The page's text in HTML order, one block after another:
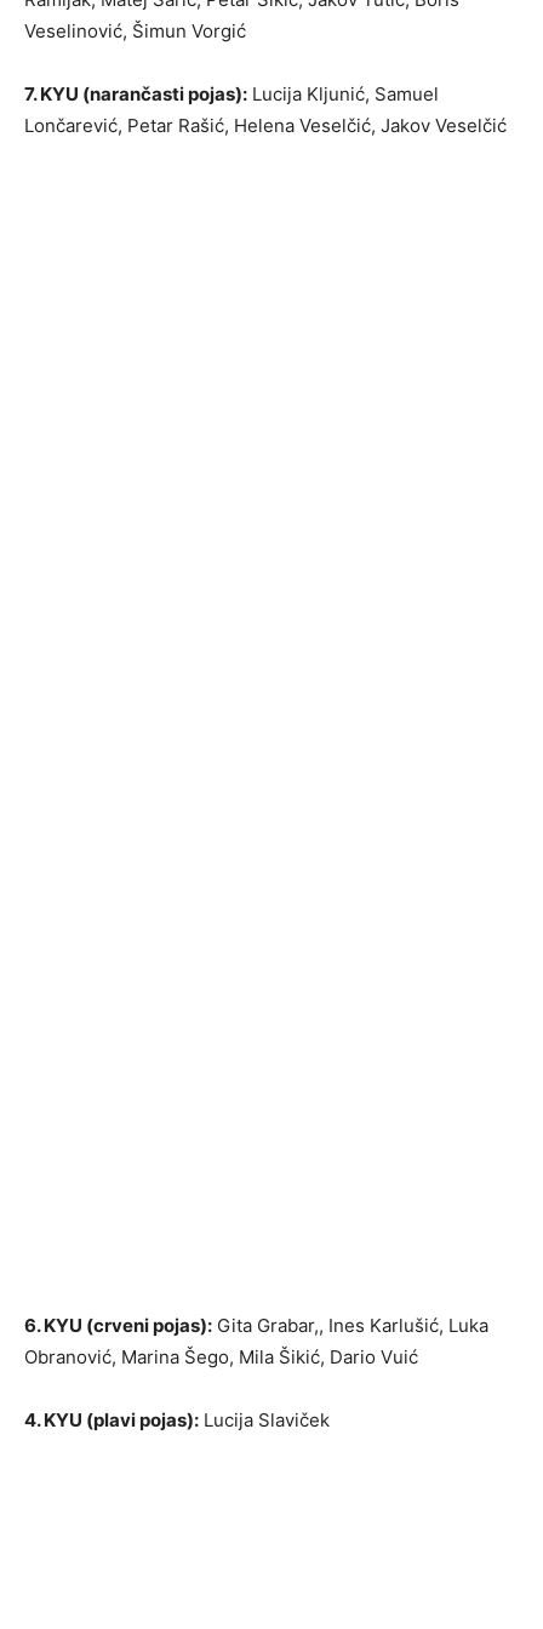
Veselinović, Šimun Vorgić
7. KYU (narančasti pojas): Lucija Kljunić, Samuel
Lončarević, Petar Rašić, Helena Veselčić, Jakov Veselčić
6. KYU (crveni pojas): Gita Grabar,, Ines Karlušić, Luka
Obranović, Marina Šego, Mila Šikić, Dario Vuić
4. KYU (plavi pojas): Lucija Slaviček